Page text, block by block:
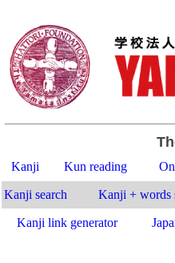
Kanji Kun reading
Kanji search Kanji + words
Kanji link generator